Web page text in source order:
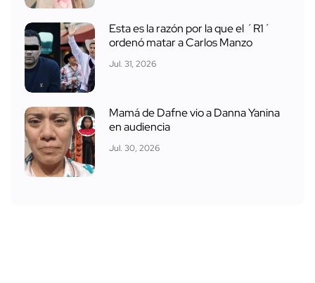
Esta es la razón por la que el ´R1´
ordenó matar a Carlos Manzo
Jul. 31, 2026
Mamá de Dafne vio a Danna Yanina
en audiencia
Jul. 30, 2026